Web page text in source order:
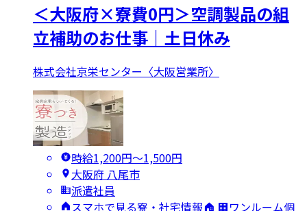
＜大阪府×寮費0円＞空調製品の組
立補助のお仕事｜土日休み
株式会社京栄センター〈大阪営業所〉
時給1,200円〜1,500円
大阪府 八尾市
派遣社員
スマホで見る寮・社宅情報🏠 🏢ワンルーム個